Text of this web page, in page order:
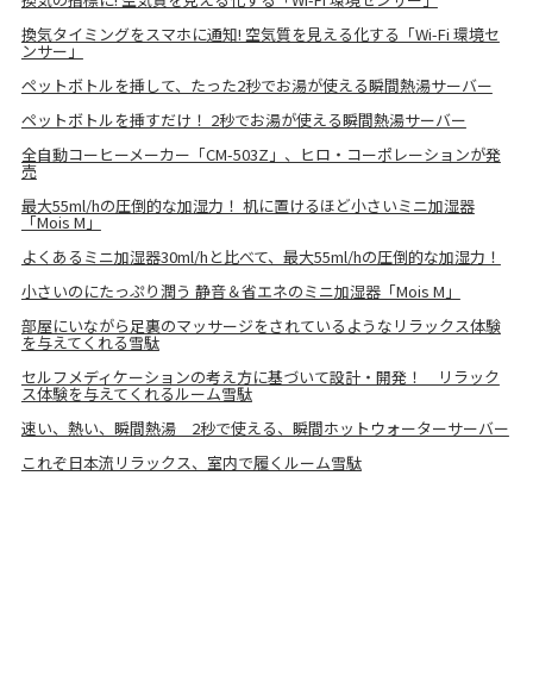
換気タイミングをスマホに通知! 空気質を見える化する「Wi-Fi 環境セ
ンサー」
ペットボトルを挿して、たった2秒でお湯が使える瞬間熱湯サーバー
ペットボトルを挿すだけ！ 2秒でお湯が使える瞬間熱湯サーバー
全自動コーヒーメーカー「CM-503Z」、ヒロ・コーポレーションが発
売
最大55ml/hの圧倒的な加湿力！ 机に置けるほど小さいミニ加湿器
「Mois M」
よくあるミニ加湿器30ml/hと比べて、最大55ml/hの圧倒的な加湿力！
小さいのにたっぷり潤う 静音＆省エネのミニ加湿器「Mois M」
部屋にいながら足裏のマッサージをされているようなリラックス体験
を与えてくれる雪駄
セルフメディケーションの考え方に基づいて設計・開発！ リラック
ス体験を与えてくれるルーム雪駄
速い、熱い、瞬間熱湯 2秒で使える、瞬間ホットウォーターサーバー
これぞ日本流リラックス、室内で履くルーム雪駄